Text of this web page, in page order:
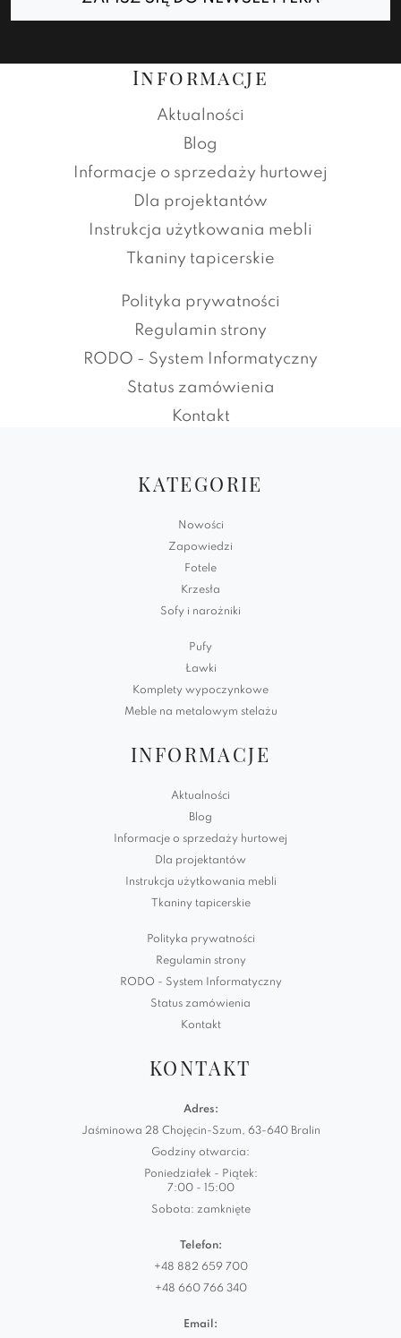
Informacje
Aktualności
Blog
Informacje o sprzedaży hurtowej
Dla projektantów
Instrukcja użytkowania mebli
Tkaniny tapicerskie
Polityka prywatności
Regulamin strony
RODO - System Informatyczny
Status zamówienia
Kontakt
KATEGORIE
Nowości
Zapowiedzi
Fotele
Krzesła
Sofy i narożniki
Pufy
Ławki
Komplety wypoczynkowe
Meble na metalowym stelażu
INFORMACJE
Aktualności
Blog
Informacje o sprzedaży hurtowej
Dla projektantów
Instrukcja użytkowania mebli
Tkaniny tapicerskie
Polityka prywatności
Regulamin strony
RODO - System Informatyczny
Status zamówienia
Kontakt
KONTAKT
Adres:
Jaśminowa 28 Chojęcin-Szum, 63-640 Bralin
Godziny otwarcia:
Poniedziałek - Piątek:
7:00 - 15:00
Sobota: zamknięte
Telefon:
+48 882 659 700
+48 660 766 340
Email: